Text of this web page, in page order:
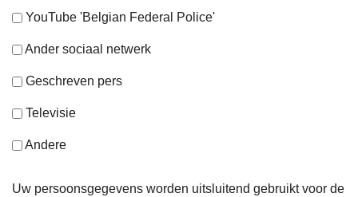
YouTube 'Belgian Federal Police'
Ander sociaal netwerk
Geschreven pers
Televisie
Andere
Uw persoonsgegevens worden uitsluitend gebruikt voor de